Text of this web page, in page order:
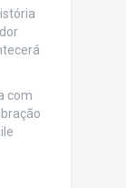
com